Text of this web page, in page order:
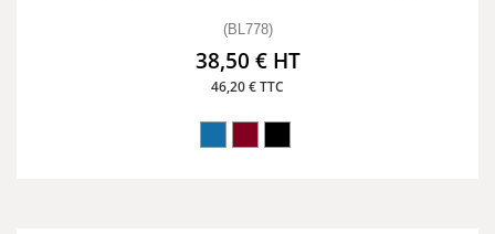
(BL778)
38,50 € HT
46,20 € TTC